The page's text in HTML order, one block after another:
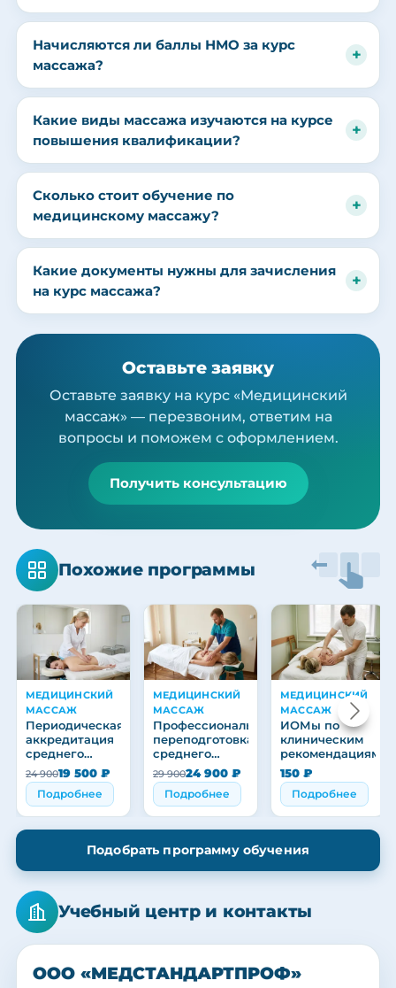
Начисляются ли баллы НМО за курс
массажа?
Какие виды массажа изучаются на курсе
повышения квалификации?
Сколько стоит обучение по
медицинскому массажу?
Какие документы нужны для зачисления
на курс массажа?
Оставьте заявку
Оставьте заявку на курс «Медицинский
массаж» — перезвоним, ответим на
вопросы и поможем с оформлением.
Получить консультацию
Похожие программы
МЕДИЦИНСКИЙ
МАССАЖ
Периодическая
аккредитация
среднего
медицинского
персонала
24 90019 500 ₽
Подробнее
МЕДИЦИНСКИЙ
МАССАЖ
Профессиональная
переподготовка
среднего
медицинского
персонала
29 90024 900 ₽
Подробнее
МЕДИЦИНСКИЙ
МАССАЖ
ИОМы по
клиническим
рекомендациям
150 ₽
Подробнее
Подобрать программу обучения
Учебный центр и контакты
ООО «МЕДСТАНДАРТПРОФ»